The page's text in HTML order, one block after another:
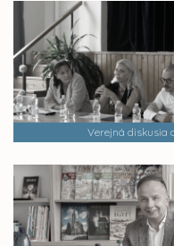
Verejná diskusia